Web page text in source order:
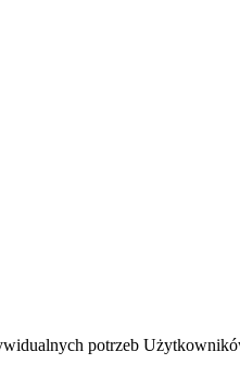
potrzeb